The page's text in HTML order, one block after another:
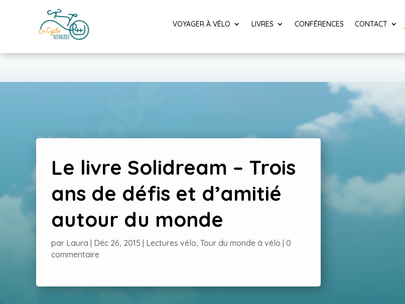
VOYAGER À VÉLO LIVRES CONFÉRENCES CONTACT
Le livre Solidream – Trois
ans de défis et d’amitié
autour du monde
par Laura Déc 26, 2015 Lectures vélo, Tour du monde à vélo 0
commentaire